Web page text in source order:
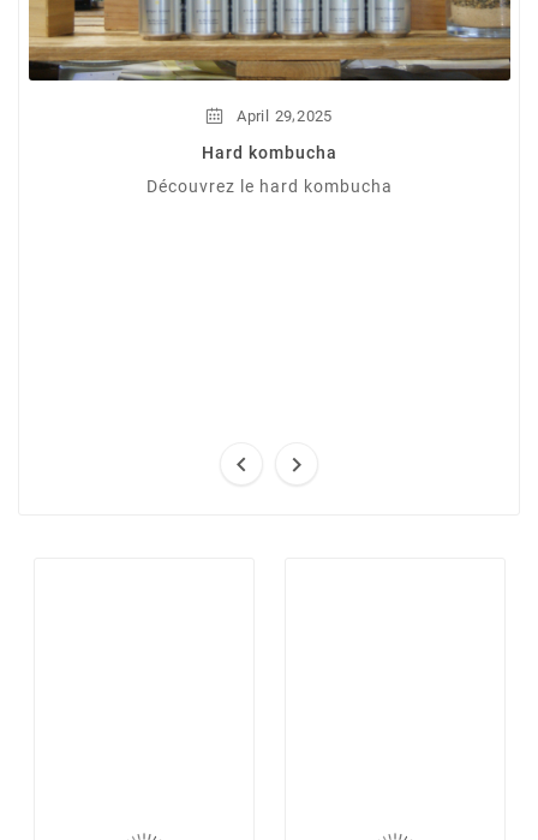
April 29,2025
Hard kombucha
Découvrez le hard kombucha
 